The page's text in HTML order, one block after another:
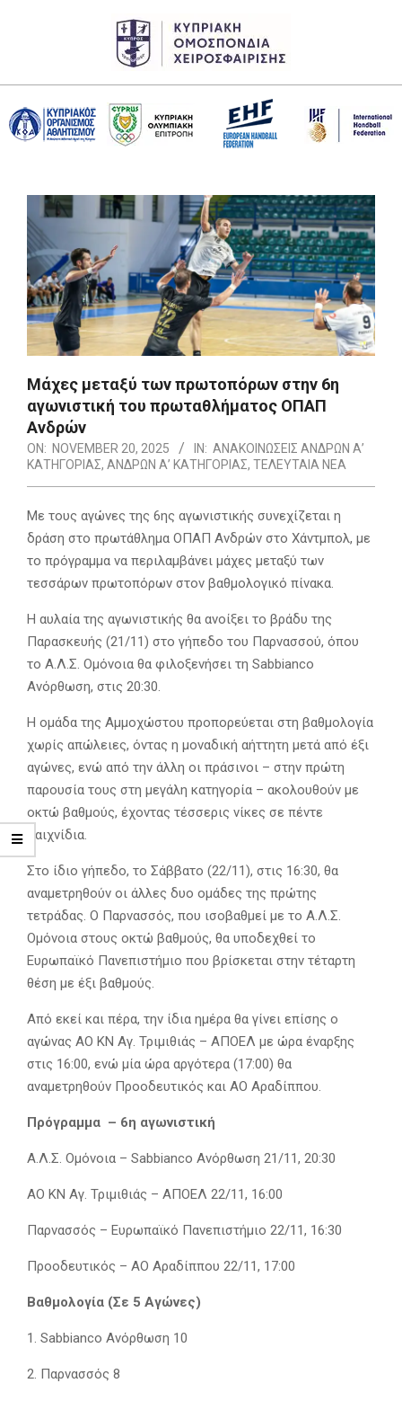
CHF
Navigation
Menu
Μάχες μεταξύ των πρωτοπόρων στην 6η
αγωνιστική του πρωταθλήματος ΟΠΑΠ
Ανδρών
ON: NOVEMBER 20, 2025 IN: ΑΝΑΚΟΙΝΩΣΕΙΣ ΑΝΔΡΩΝ Α’
ΚΑΤΗΓΟΡΙΑΣ, ΑΝΔΡΩΝ Α’ ΚΑΤΗΓΟΡΙΑΣ, ΤΕΛΕΥΤΑΙΑ ΝΕΑ
Με τους αγώνες της 6ης αγωνιστικής συνεχίζεται η
δράση στο πρωτάθλημα ΟΠΑΠ Ανδρών στο Χάντμπολ, με
το πρόγραμμα να περιλαμβάνει μάχες μεταξύ των
τεσσάρων πρωτοπόρων στον βαθμολογικό πίνακα.
Η αυλαία της αγωνιστικής θα ανοίξει το βράδυ της
Παρασκευής (21/11) στο γήπεδο του Παρνασσού, όπου
το Α.Λ.Σ. Ομόνοια θα φιλοξενήσει τη Sabbianco
Ανόρθωση, στις 20:30.
H ομάδα της Αμμοχώστου προπορεύεται στη βαθμολογία
χωρίς απώλειες, όντας η μοναδική αήττητη μετά από έξι
αγώνες, ενώ από την άλλη οι πράσινοι – στην πρώτη
παρουσία τους στη μεγάλη κατηγορία – ακολουθούν με
οκτώ βαθμούς, έχοντας τέσσερις νίκες σε πέντε
παιχνίδια.
Στο ίδιο γήπεδο, το Σάββατο (22/11), στις 16:30, θα
αναμετρηθούν οι άλλες δυο ομάδες της πρώτης
τετράδας. Ο Παρνασσός, που ισοβαθμεί με το Α.Λ.Σ.
Ομόνοια στους οκτώ βαθμούς, θα υποδεχθεί το
Ευρωπαϊκό Πανεπιστήμιο που βρίσκεται στην τέταρτη
θέση με έξι βαθμούς.
Από εκεί και πέρα, την ίδια ημέρα θα γίνει επίσης ο
αγώνας ΑΟ ΚΝ Αγ. Τριμιθιάς – ΑΠΟΕΛ με ώρα έναρξης
στις 16:00, ενώ μία ώρα αργότερα (17:00) θα
αναμετρηθούν Προοδευτικός και ΑΟ Αραδίππου.
Πρόγραμμα – 6η αγωνιστική
Α.Λ.Σ. Ομόνοια – Sabbianco Ανόρθωση 21/11, 20:30
ΑΟ ΚΝ Αγ. Τριμιθιάς – ΑΠΟΕΛ 22/11, 16:00
Παρνασσός – Ευρωπαϊκό Πανεπιστήμιο 22/11, 16:30
Προοδευτικός – ΑΟ Αραδίππου 22/11, 17:00
Βαθμολογία (Σε 5 Αγώνες)
1. Sabbianco Ανόρθωση 10
2. Παρνασσός 8